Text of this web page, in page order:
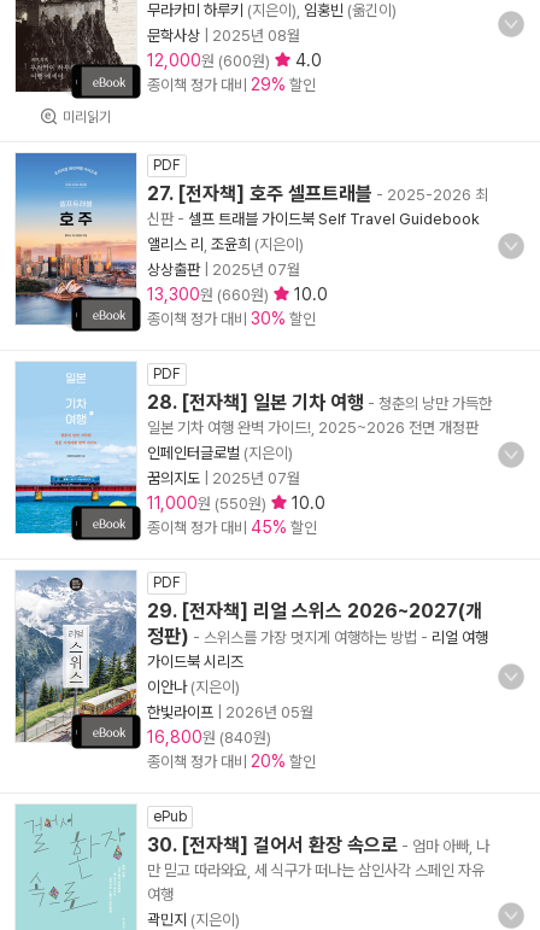
미리읽기
무라카미 하루키 (지은이), 임홍빈 (옮긴이)
문학사상
2025년 08월
12,000원 (600원) 4.0
종이책 정가 대비 29% 할인
PDF
27. [전자책] 호주 셀프트래블 - 2025-2026 최
신판- 셀프 트래블 가이드북 Self Travel Guidebook
앨리스 리 조윤희 (지은이)
상상출판| 2025년 07월
13,300원 (660원) 10.0
종이책 정가 대비 30% 할인
PDF
28. [전자책] 일본 기차 여행 - 청춘의 낭만 가득한
일본 기차 여행 완벽 가이드!, 2025~2026 전면 개정판
인페인터글로벌 (지은이)
꿈의지도
2025년 07월
11,000원 (550원) 10.0
종이책 정가 대비 45% 할인
PDF
29. [전자책] 리얼 스위스 2026~2027(개
정판) - 스위스를 가장 멋지게 여행하는 방법 - 리얼 여행
가이드북 시리즈
이안나(지은이)
한빛라이프
2026년 05월
16,800원 (840원)
종이책 정가 대비 20% 할인
ePub
30. [전자책] 걸어서 환장 속으로 - 엄마 아빠, 나
만 믿고 따라와요, 세 식구가 떠나는 삼인사각 스페인 자유
여행
곽민지 (지은이)